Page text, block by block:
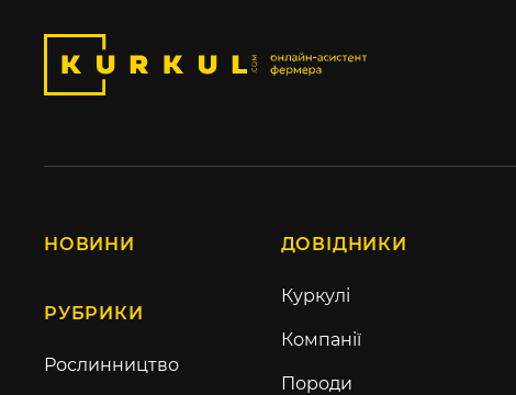
НОВИНИ
РУБРИКИ
Рослинництво
ДОВІДНИКИ
Куркулі
Компанії
Породи